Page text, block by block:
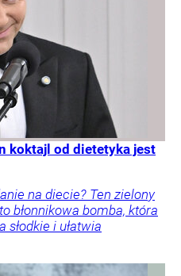
koktajl od dietetyka jest
na diecie? Ten zielony
błonnikowa bomba, która
słodkie i ułatwia